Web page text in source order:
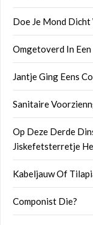
Doe Je Mond Dicht
Omgetoverd In
Jantje Ging Eens
Sanitaire
Op Deze Derde
Jiskefetsterretje
Kabeljauw Of
Componist Die?